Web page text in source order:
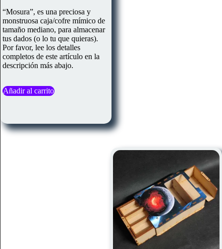
“Mosura”, es una preciosa y
monstruosa caja/cofre mímico de
tamaño mediano, para almacenar
tus dados (o lo tu que quieras).
Por favor, lee los detalles
completos de este artículo en la
descripción más abajo.
Añadir al carrito